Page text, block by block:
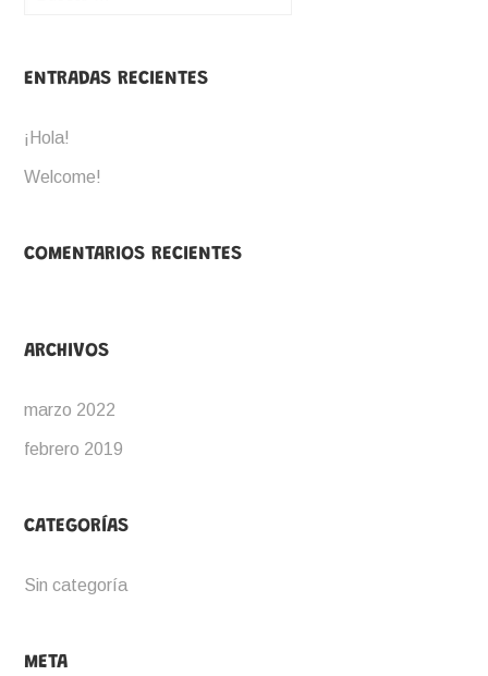
ENTRADAS RECIENTES
¡Hola!
Welcome!
COMENTARIOS RECIENTES
ARCHIVOS
marzo 2022
febrero 2019
CATEGORÍAS
Sin categoría
META